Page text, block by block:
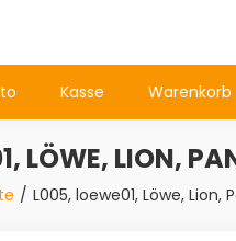
Kasse Warenkorb
LÖWE, LION,
L005, loewe01, Löwe, Lion,